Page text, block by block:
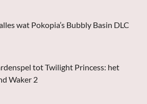
wat Pokopia’s Bubbly Basin DLC
tot Twilight Princess: het
Waker 2